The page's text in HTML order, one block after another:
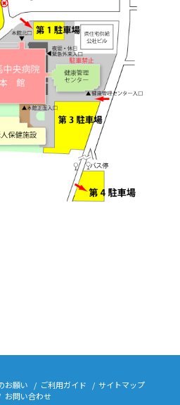
お願い ご利用ガイド
サイトマップ
お問い合わせ